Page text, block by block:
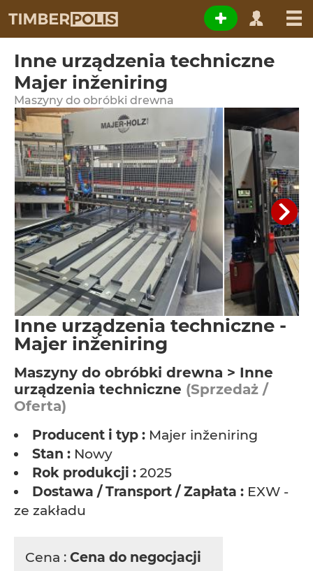
Inne urządzenia techniczne
Majer inženiring
Maszyny do obróbki drewna
Inne urządzenia techniczne -
Majer inženiring
Maszyny do obróbki drewna > Inne
urządzenia techniczne (Sprzedaż /
Oferta)
Producent i typ : Majer inženiring
Stan : Nowy
Rok produkcji : 2025
Dostawa / Transport / Zapłata : EXW -
ze zakładu
Cena : Cena do negocjacji